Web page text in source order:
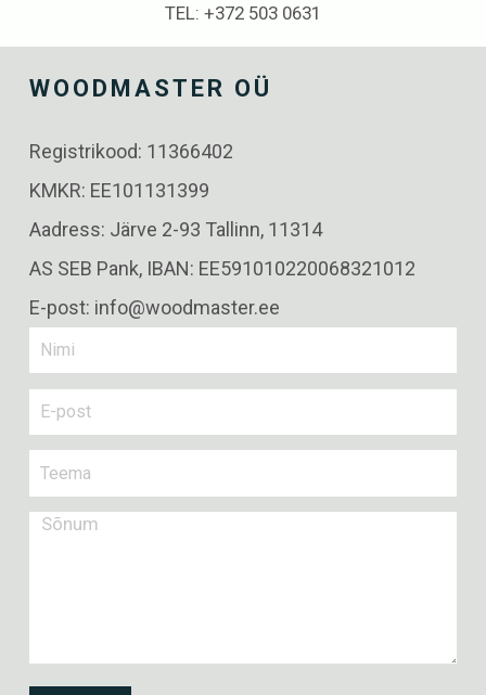
TEL: +372 503 0631
WOODMASTER OÜ
Registrikood: 11366402
KMKR: EE101131399
Aadress: Järve 2-93 Tallinn, 11314
AS SEB Pank, IBAN: EE591010220068321012
E-post: info@woodmaster.ee